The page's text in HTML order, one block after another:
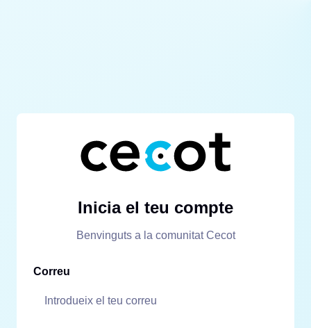
Inicia el teu compte
Benvinguts a la comunitat Cecot
Correu